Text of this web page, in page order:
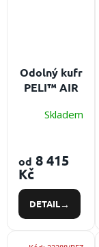
Odolný kufr
PELI™ AIR
Skladem
od 8 415
Kč
DETAIL